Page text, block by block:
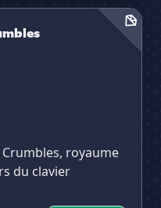
royaume
du clavier